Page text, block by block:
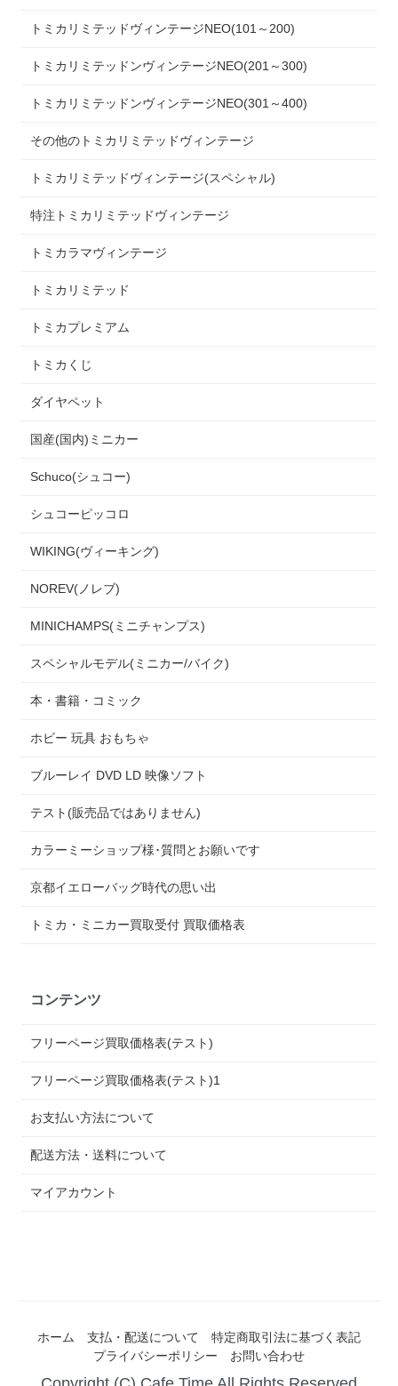
トミカリミテッドヴィンテージNEO(101～200)
トミカリミテッドンヴィンテージNEO(201～300)
トミカリミテッドンヴィンテージNEO(301～400)
その他のトミカリミテッドヴィンテージ
トミカリミテッドヴィンテージ(スペシャル)
特注トミカリミテッドヴィンテージ
トミカラマヴィンテージ
トミカリミテッド
トミカプレミアム
トミカくじ
ダイヤペット
国産(国内)ミニカー
Schuco(シュコー)
シュコーピッコロ
WIKING(ヴィーキング)
NOREV(ノレブ)
MINICHAMPS(ミニチャンプス)
スペシャルモデル(ミニカー/バイク)
本・書籍・コミック
ホビー 玩具 おもちゃ
ブルーレイ DVD LD 映像ソフト
テスト(販売品ではありません)
カラーミーショップ様･質問とお願いです
京都イエローバッグ時代の思い出
トミカ・ミニカー買取受付 買取価格表
コンテンツ
フリーページ買取価格表(テスト)
フリーページ買取価格表(テスト)1
お支払い方法について
配送方法・送料について
マイアカウント
ホーム 支払・配送について
特定商取引法に基づく表記
プライバシーポリシー
お問い合わせ